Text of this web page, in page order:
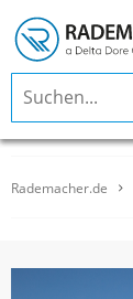
Rademacher.de